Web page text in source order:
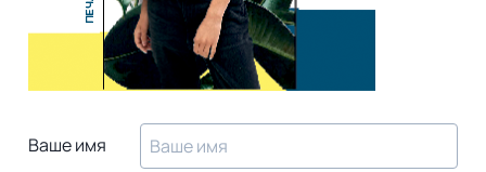
Ваше имя